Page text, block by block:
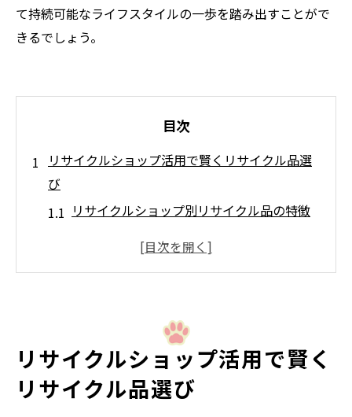
て持続可能なライフスタイルの一歩を踏み出すことがで
きるでしょう。
目次
リサイクルショップ活用で賢くリサイクル品選
び
リサイクルショップ別リサイクル品の特徴
賢いリサイクル品選びのコツを知ろう
リサイクル品を選ぶならチェックしたいポ
イント
環境も節約も叶うリサイクル品活用術
リサイクルショップ活用で賢く
リサイクル品選び